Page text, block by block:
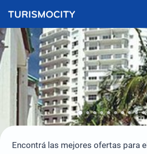
Encontrá las mejores ofertas para el